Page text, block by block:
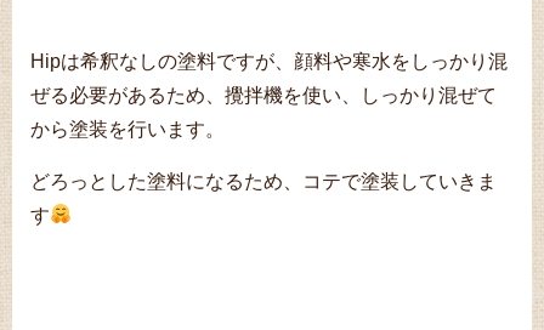
Hipは希釈なしの塗料ですが、 顔料や寒水をしっかり混
ぜる必要があるため、 攪拌機を使い、しっかり混ぜて
から塗装を行います。
どろっとした塗料になるため、コテで塗装していきま
す